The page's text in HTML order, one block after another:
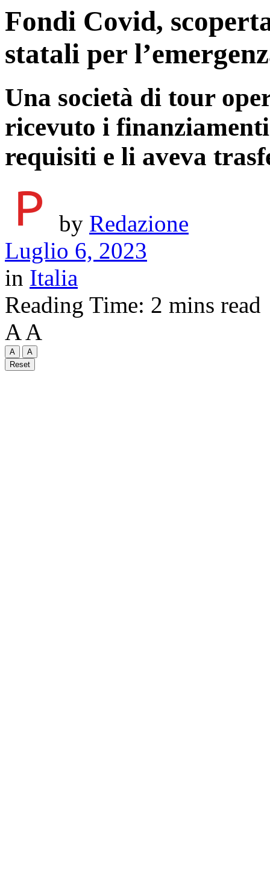
Fondi Covid,
statali per
Una società di tour
ricevuto i
requisiti e li aveva
by Redazione
Luglio 6, 2023
in Italia
Reading Time: 2 mins read
A A
A
A
Reset